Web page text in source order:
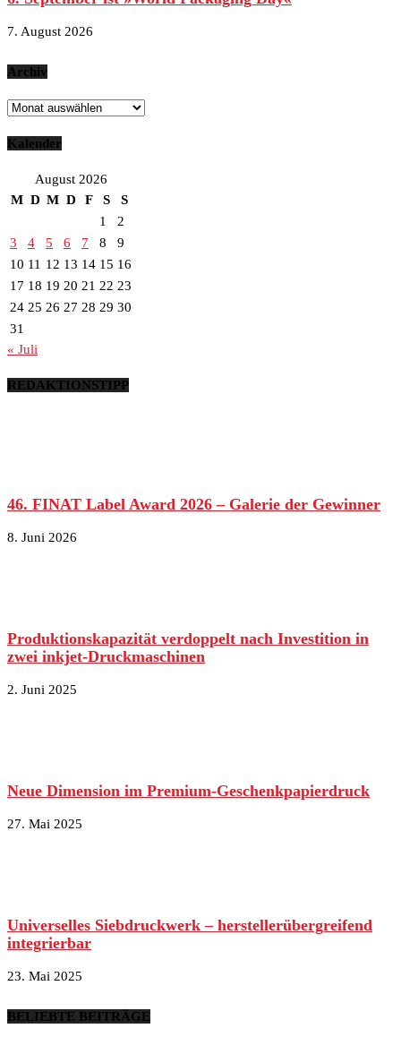
7. August 2026
Archiv
Archiv
Kalender
August 2026
M D M D F S
S
1
2
3
4 5 6 7 8
9
10 11 12 13 14 15 16
17 18 19 20 21 22 23
24 25 26 27 28 29 30
31
« Juli
REDAKTIONSTIPP
46. FINAT Label Award 2026 – Galerie der Gewinner
8. Juni 2026
Produktionskapazität verdoppelt nach Investition in
zwei inkjet-Druckmaschinen
2. Juni 2025
Neue Dimension im Premium-Geschenkpapierdruck
27. Mai 2025
Universelles Siebdruckwerk – herstellerübergreifend
integrierbar
23. Mai 2025
BELIEBTE BEITRÄGE